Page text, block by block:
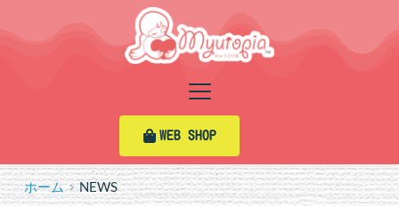
プ
WEB SHOP
ホーム NEWS